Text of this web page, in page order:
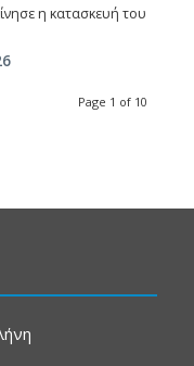
η κατασκευή του
Page 1 of 10